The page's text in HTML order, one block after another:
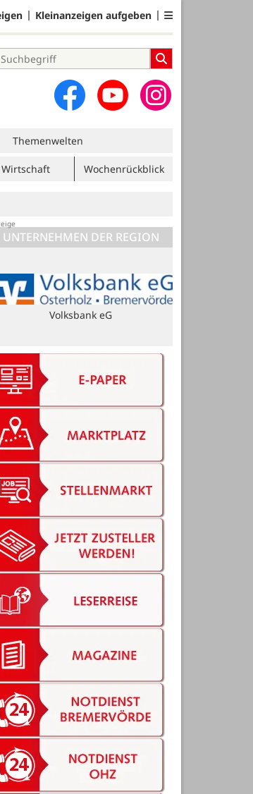
Kleinanzeigen aufgeben
Themenwelten
Wirtschaft Wochenrückblick
UNTERNEHMEN DER REGION